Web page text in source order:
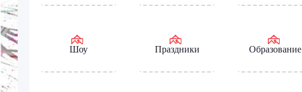
Шоу Праздники Образование